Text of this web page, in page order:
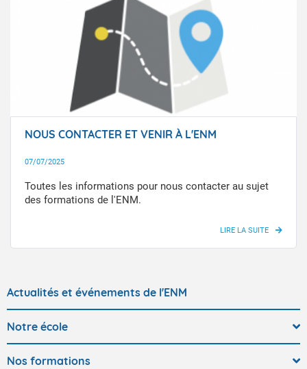
NOUS CONTACTER ET VENIR À L'ENM
07/07/2025
Toutes les informations pour nous contacter au sujet
des formations de l'ENM.
Actualités et événements de l'ENM
Notre école
Nos formations